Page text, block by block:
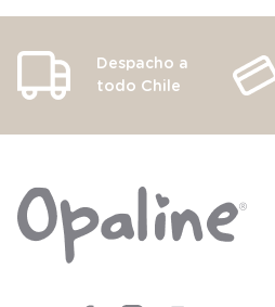
Despacho a
todo Chile